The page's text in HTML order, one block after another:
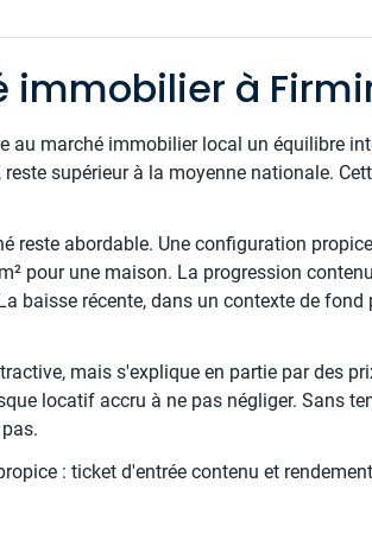
immobilier à
au marché immobilier local un équilibre
supérieur à la moyenne nationale.
reste abordable. Une configuration
pour une maison. La progression
baisse récente, dans un contexte de
mais s'explique en partie par des
locatif accru à ne pas négliger. Sans
: ticket d'entrée contenu et